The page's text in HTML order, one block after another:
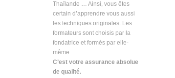
Thaïlande … Ainsi, vous êtes
certain d’apprendre vous aussi
les techniques originales. Les
formateurs sont choisis par la
fondatrice et formés par elle-
même.
C’est votre assurance absolue
de qualité.